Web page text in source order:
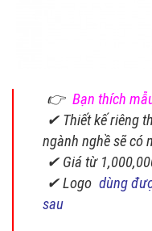
👉 Bạn thích
✔ Thiết kế riêng
ngành nghề sẽ có
✔ Giá từ
✔ Logo dùng
sau